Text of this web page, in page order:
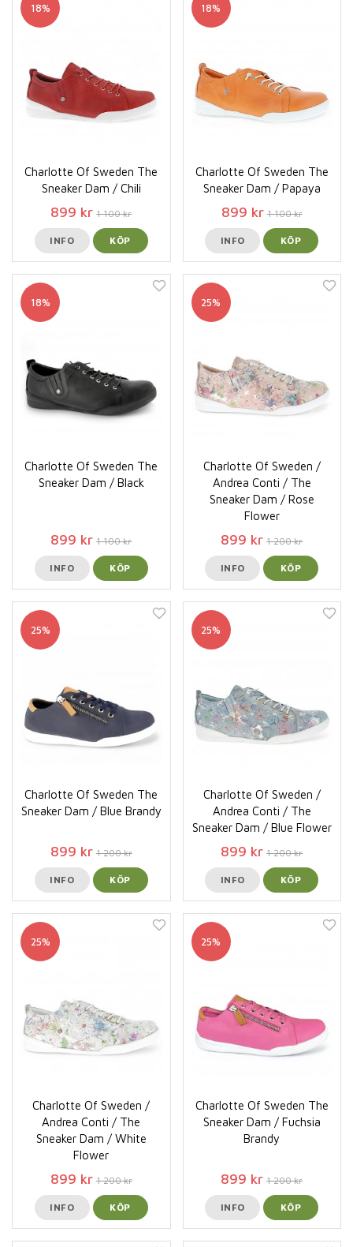
18%
Charlotte Of Sweden The
Sneaker Dam / Chili
899 kr 1 100 kr
INFO KÖP
18%
Charlotte Of Sweden The
Sneaker Dam / Papaya
899 kr 1 100 kr
INFO KÖP
18%
Charlotte Of Sweden The
Sneaker Dam / Black
899 kr 1 100 kr
INFO KÖP
25%
Charlotte Of Sweden /
Andrea Conti / The
Sneaker Dam / Rose
Flower
899 kr 1 200 kr
INFO KÖP
25%
Charlotte Of Sweden The
Sneaker Dam / Blue Brandy
899 kr 1 200 kr
INFO KÖP
25%
Charlotte Of Sweden /
Andrea Conti / The
Sneaker Dam / Blue Flower
899 kr 1 200 kr
INFO KÖP
25%
Charlotte Of Sweden /
Andrea Conti / The
Sneaker Dam / White
Flower
899 kr 1 200 kr
INFO KÖP
25%
Charlotte Of Sweden The
Sneaker Dam / Fuchsia
Brandy
899 kr 1 200 kr
INFO KÖP